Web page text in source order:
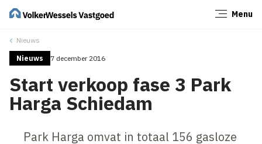
Menu
Nieuws
Nieuws 7 december 2016
Start verkoop fase 3 Park
Harga Schiedam
Park Harga omvat in totaal 156 gasloze
Sluiten